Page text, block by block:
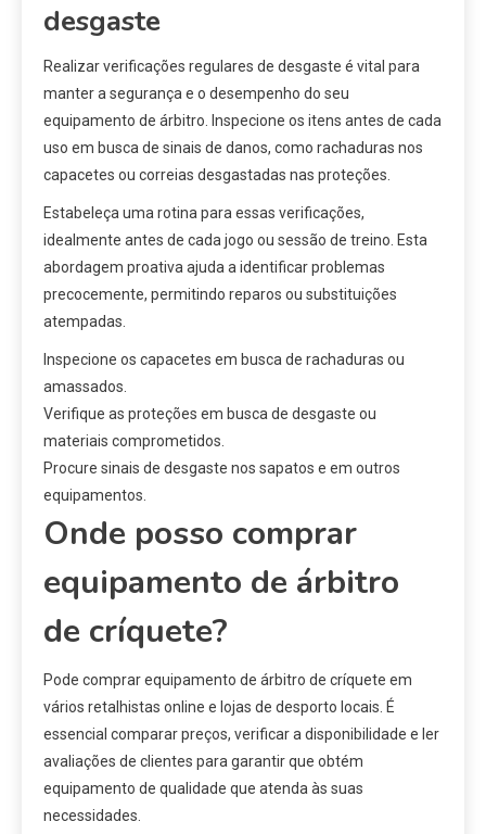
desgaste
Realizar verificações regulares de desgaste é vital para
manter a segurança e o desempenho do seu
equipamento de árbitro. Inspecione os itens antes de cada
uso em busca de sinais de danos, como rachaduras nos
capacetes ou correias desgastadas nas proteções.
Estabeleça uma rotina para essas verificações,
idealmente antes de cada jogo ou sessão de treino. Esta
abordagem proativa ajuda a identificar problemas
precocemente, permitindo reparos ou substituições
atempadas.
Inspecione os capacetes em busca de rachaduras ou
amassados.
Verifique as proteções em busca de desgaste ou
materiais comprometidos.
Procure sinais de desgaste nos sapatos e em outros
equipamentos.
Onde posso comprar
equipamento de árbitro
de críquete?
Pode comprar equipamento de árbitro de críquete em
vários retalhistas online e lojas de desporto locais. É
essencial comparar preços, verificar a disponibilidade e ler
avaliações de clientes para garantir que obtém
equipamento de qualidade que atenda às suas
necessidades.